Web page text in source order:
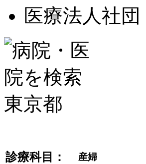
医療法人社
診療科目： 産婦